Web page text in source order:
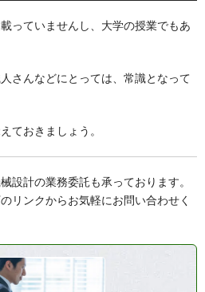
っていませんし、大学の授業でもあ
さんなどにとっては、常識となって
ておきましょう。
設計の業務委託も承っております。
リンクからお気軽にお問い合わせく